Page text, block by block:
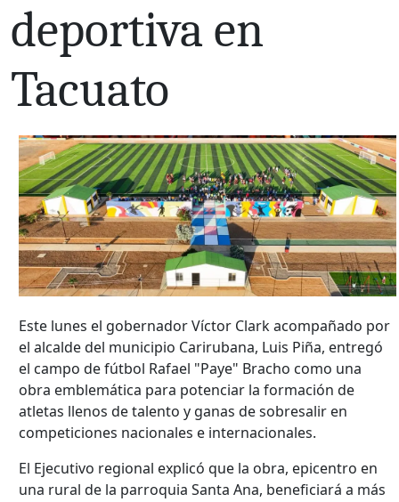
deportiva en
Tacuato
Este lunes el gobernador Víctor Clark acompañado por
el alcalde del municipio Carirubana, Luis Piña, entregó
el campo de fútbol Rafael "Paye" Bracho como una
obra emblemática para potenciar la formación de
atletas llenos de talento y ganas de sobresalir en
competiciones nacionales e internacionales.
El Ejecutivo regional explicó que la obra, epicentro en
una rural de la parroquia Santa Ana, beneficiará a más